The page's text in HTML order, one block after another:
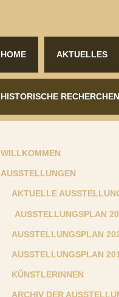
HOME AKTUELLES
HISTORISCHE RECHERCHEN
WILLKOMMEN
AUSSTELLUNGEN
AKTUELLE
AUSSTELLUNGSPLAN
AUSSTELLUNGSPLAN
AUSSTELLUNGSPLAN
KÜNSTLERINNEN
ARCHIV DER